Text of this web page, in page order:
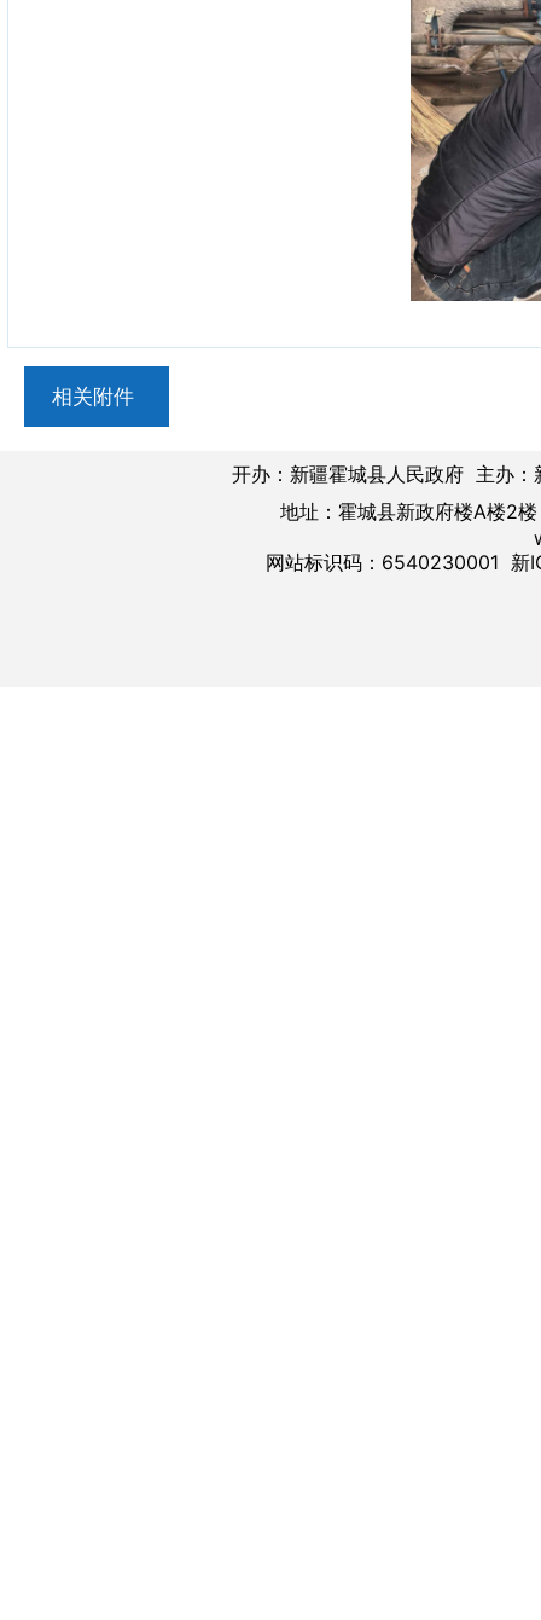
相关附件
开办：新疆霍城县人民政府 主办
地址：霍城县新政府楼A楼
网站标识码：6540230001 新